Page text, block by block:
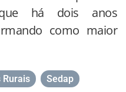
há dois anos
como maior
Rurais Sedap